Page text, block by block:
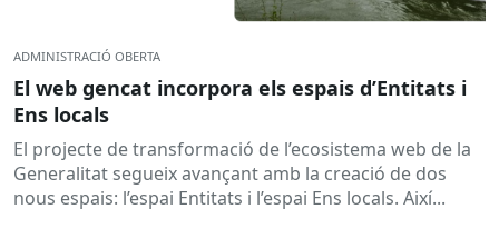
ADMINISTRACIÓ OBERTA
El web gencat incorpora els espais d’Entitats i
Ens locals
El projecte de transformació de l’ecosistema web de la
Generalitat segueix avançant amb la creació de dos
nous espais: l’espai Entitats i l’espai Ens locals. Així...